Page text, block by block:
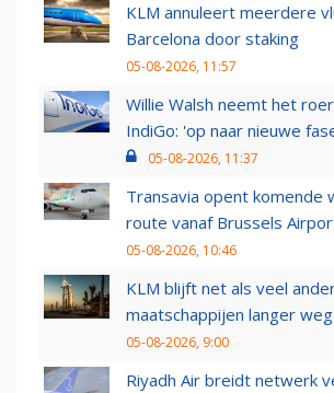
KLM annuleert meerdere
Barcelona door staking
05-08-2026, 11:57
Willie Walsh neemt het
IndiGo: 'op naar nieuwe
05-08-2026, 11:37
Transavia opent komende
route vanaf Brussels
05-08-2026, 10:46
KLM blijft net als veel
maatschappijen langer
05-08-2026, 9:00
Riyadh Air breidt netwerk